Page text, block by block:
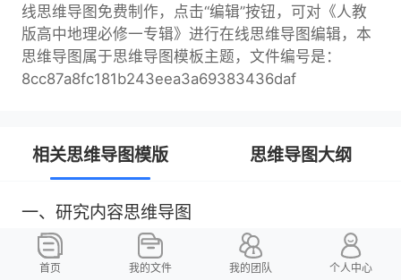
线思维导图免费制作，点击“编辑”按钮，可对《人教
版高中地理必修一专辑》进行在线思维导图编辑，本
思维导图属于思维导图模板主题，文件编号是：
8cc87a8fc181b243eea3a69383436daf
思维导图大纲
相关思维导图模版
一、研究内容思维导图
U682687144
树图思维导图提供《一、研究内容》在
首页 我的文件 我的团队 个人中心